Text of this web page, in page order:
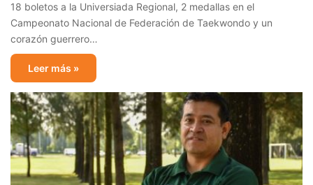
18 boletos a la Universiada Regional, 2 medallas en el
Campeonato Nacional de Federación de Taekwondo y un
corazón guerrero…
Leer más »